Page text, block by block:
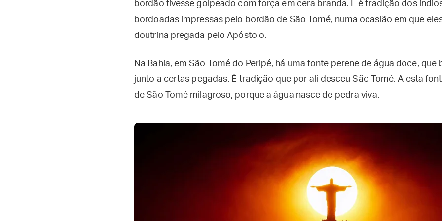
bordão tivesse golpeado com força em cera branda. E é tradição dos
bordoadas impressas pelo bordão de São Tomé, numa ocasião em que
doutrina pregada pelo Apóstolo.
Na Bahia, em São Tomé do Peripé, há uma fonte perene de água doce,
junto a certas pegadas. É tradição que por ali desceu São Tomé. A esta
de São Tomé milagroso, porque a água nasce de pedra viva.